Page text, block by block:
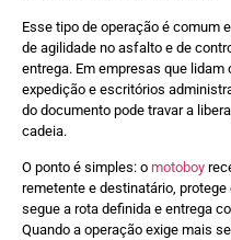
Esse tipo de operação é comum
de agilidade no asfalto e de
entrega. Em empresas que
expedição e escritórios
do documento pode travar a
cadeia.
O ponto é simples: o motoboy
remetente e destinatário, protege
segue a rota definida e entrega
Quando a operação exige mais